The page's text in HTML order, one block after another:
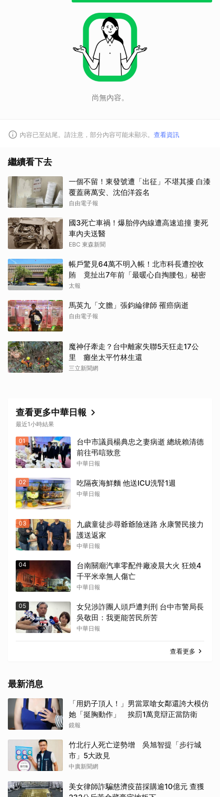
尚無內容。
內容已至結尾。請注意，部分內容可能未顯示。 查看資訊
繼續看下去
一個不留！東發號遭「出征」不堪其擾 白漆
覆蓋蔣萬安、沈伯洋簽名
自由電子報
國3死亡車禍！爆胎停內線遭高速追撞 妻死
車內夫送醫
EBC 東森新聞
帳戶驚見64萬不明入帳！北市科長遭控收
賄 竟扯出7年前「最暖心自掏腰包」秘密
太報
馬英九「文膽」張鈞綸律師 罹癌病逝
自由電子報
魔神仔牽走？台中離家失聯5天狂走17公
里 癱坐太平竹林生還
三立新聞網
查看更多中華日報
最近1小時結果
01
台中市議員楊典忠之妻病逝 總統賴清德
前往弔唁致意
中華日報
02 吃隔夜海鮮麵 他送ICU洗腎1週
中華日報
03
九歲童徒步尋爺爺險迷路 永康警民接力
護送返家
中華日報
04
台南關廟汽車零配件廠凌晨大火 狂燒4
千平米幸無人傷亡
中華日報
05
女兒涉詐團人頭戶遭判刑 台中市警局長
吳敬田：我更能苦民所苦
中華日報
查看更多
最新消息
「用奶子頂人！」男當眾嗆女鄰還誇大模仿
她「挺胸動作」 挨罰1萬竟辯正當防衛
鏡報
竹北行人死亡逆勢增 吳旭智提「步行城
市」5大政見
中廣新聞網
美女律師詐騙慈濟疫苗採購逾10億元 查獲